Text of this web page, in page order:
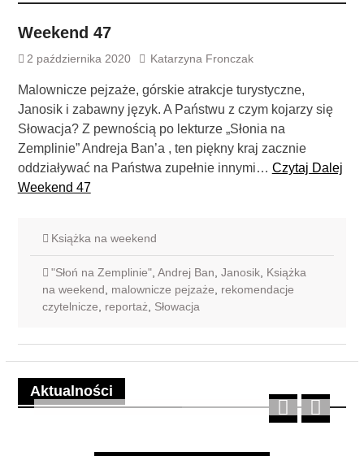
Weekend 47
2 października 2020 Katarzyna Fronczak
Malownicze pejzaże, górskie atrakcje turystyczne,
Janosik i zabawny język. A Państwu z czym kojarzy się
Słowacja? Z pewnością po lekturze „Słonia na
Zemplinie” Andreja Ban’a , ten piękny kraj zacznie
oddziaływać na Państwa zupełnie innymi… Czytaj Dalej
Weekend 47
Książka na weekend
"Słoń na Zemplinie", Andrej Ban Janosik, Książka
na weekend
malownicze pejzaże
rekomendacje
czytelnicze
reportaż Słowacja
Aktualności